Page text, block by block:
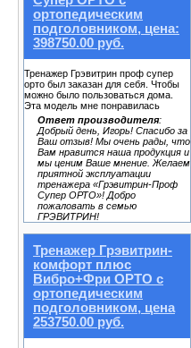
ортопедическим
подголовником, цена:
398750.00 руб.
Тренажер Грэвитрин проф супер
орто был заказан для себя. Чтобы
можно было пользоваться дома.
Эта модель мне понравилась
Ответ производителя:
Добрый день, Игорь! Спасибо за
Ваш отзыв! Мы очень рады, что
Вам нравится наша продукция и
мы ценим Ваше мнение. Желаем
приятной эксплуатации
тренажера «Грэвитрин-Проф
Супер ОРТО»! Добро
пожаловать в семью
ГРЭВИТРИН!
Тренажер Грэвитрин-
комфорт плюс
Вибро+Фри ОРТО с
ортопедическим
подголовником, цена
253750.00 руб.